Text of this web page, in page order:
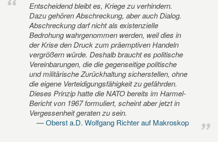
Entscheidend bleibt es, Kriege zu verhindern.
Dazu gehören Abschreckung, aber auch Dialog.
Abschreckung darf nicht als existenzielle
Bedrohung wahrgenommen werden, weil dies in
der Krise den Druck zum präemptiven Handeln
vergrößern würde. Deshalb braucht es politische
Vereinbarungen, die die gegenseitige politische
und militärische Zurückhaltung sicherstellen, ohne
die eigene Verteidigungsfähigkeit zu gefährden.
Dieses Prinzip hatte die NATO bereits im Harmel-
Bericht von 1967 formuliert, scheint aber jetzt in
Vergessenheit geraten zu sein.
Oberst a.D. Wolfgang Richter auf Makroskop